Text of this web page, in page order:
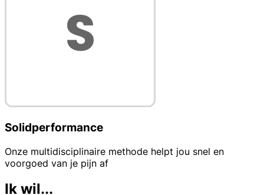
Solidperformance
Onze multidisciplinaire methode helpt jou snel en
voorgoed van je pijn af
Ik wil...